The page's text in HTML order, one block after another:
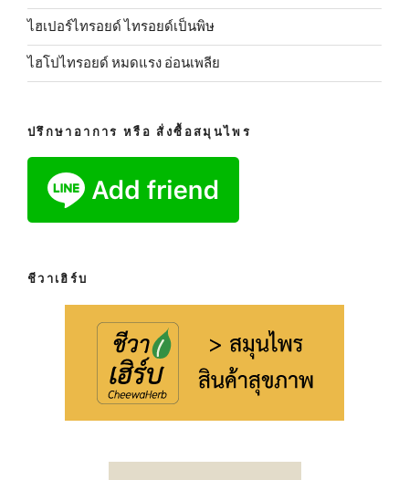
ไฮเปอร์ไทรอยด์ ไทรอยด์เป็นพิษ
ไฮโปไทรอยด์ หมดแรง อ่อนเพลีย
ปรึกษาอาการ หรือ สั่งซื้อสมุนไพร
ชีวาเฮิร์บ